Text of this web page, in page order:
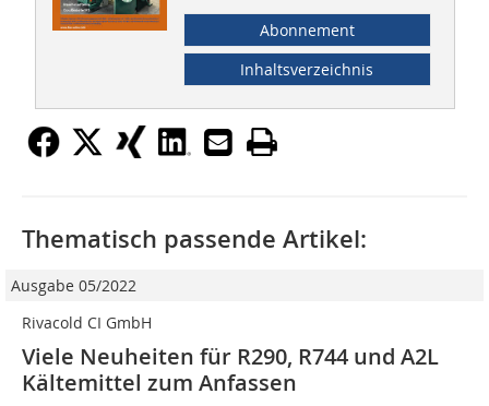
Abonnement
Inhaltsverzeichnis
Thematisch passende Artikel:
Ausgabe 05/2022
Rivacold CI GmbH
Viele Neuheiten für R290, R744 und A2L
Kältemittel zum Anfassen